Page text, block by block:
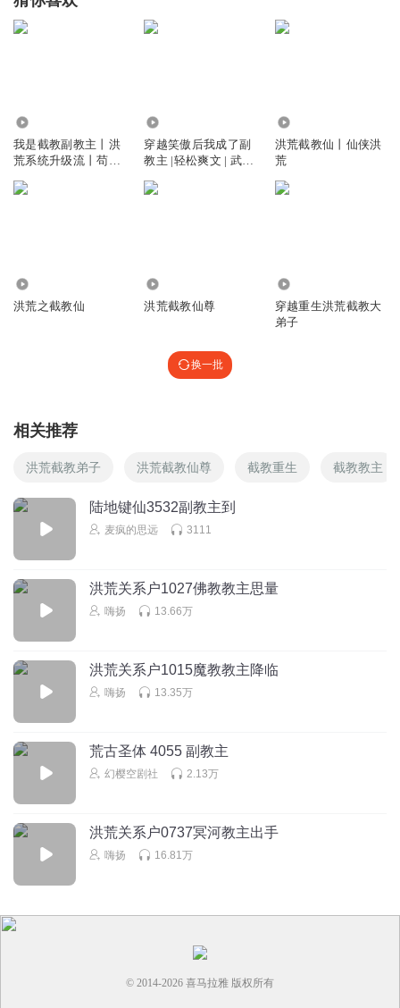
道友请留步s
今日吾来催更中，不见主播在更新。 我待主播如初恋，汝却
空岚_1b
辣鸡主角，道侣差点身死还这样无所谓，
彼岸之谜
刚开始听着还行，越听越烂。典型的虎头蛇尾的小说。作者
写的不是一般的烂而是特别烂呐。主播讲得很好👍
飞卢太监太多了
回复 2021-05-04 4
三千红尘客啊
没了？不应该是主角修为通天，无人能敌，纵横万界吗？
这……
回复 2020-11-09
非常垃圾不容反驳
2020-09-10
我是截教副教主丨洪
荒系统升级流丨苟到
穿越笑傲后我成了副
教主 |轻松爽文 | 武侠
洪荒截教仙丨仙侠洪
荒
洪荒之截教仙 洪荒截教仙尊
穿越重生洪荒截教大
弟子
换一批
相关推荐
洪荒截教弟子 洪荒截教仙尊 截教重生 截教教主
陆地键仙3532副教主到
麦疯的思远 3111
洪荒关系户1027佛教教主思量
嗨扬 13.66万
洪荒关系户1015魔教教主降临
嗨扬 13.35万
荒古圣体 4055 副教主
幻樱空剧社 2.13万
洪荒关系户0737冥河教主出手
嗨扬 16.81万
© 2014-2026 喜马拉雅 版权所有